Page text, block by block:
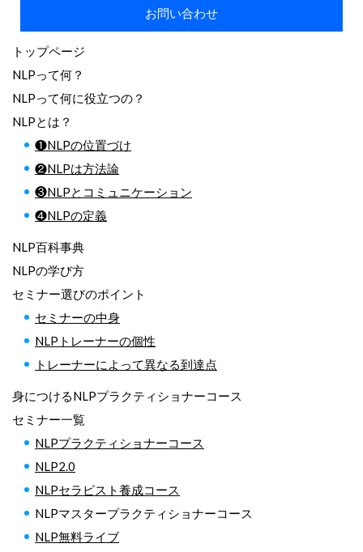
お問い合わせ
トップページ
NLPって何？
NLPって何に役立つの？
NLPとは？
❶NLPの位置づけ
❷NLPは方法論
❸NLPとコミュニケーション
❹NLPの定義
NLP百科事典
NLPの学び方
セミナー選びのポイント
セミナーの中身
NLPトレーナーの個性
トレーナーによって異なる到達点
身につけるNLPプラクティショナーコース
セミナー一覧
NLPプラクティショナーコース
NLP2.0
NLPセラピスト養成コース
NLPマスタープラクティショナーコース
NLP無料ライブ